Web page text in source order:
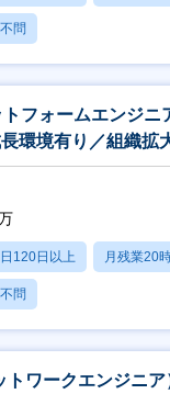
問
トフォームエンジニ
環境有り／組織拡
120日以上 月残業20
問
トワークエンジニ